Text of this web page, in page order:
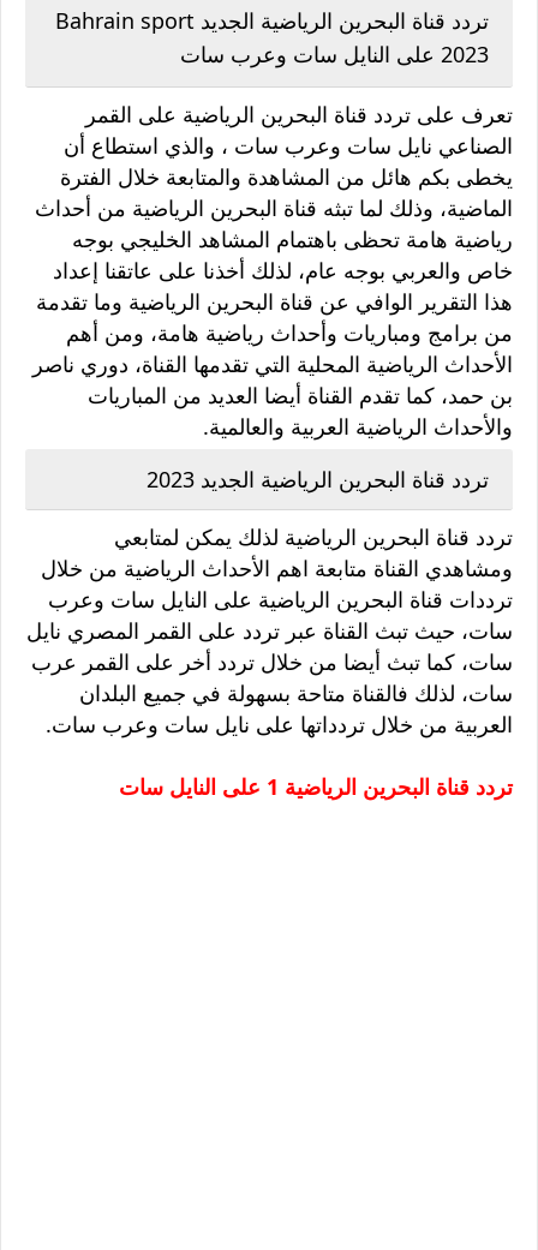
تردد قناة البحرين الرياضية الجديد Bahrain sport
2023 على النايل سات وعرب سات
تعرف على تردد قناة البحرين الرياضية على القمر
الصناعي نايل سات وعرب سات ، والذي استطاع أن
يخطى بكم هائل من المشاهدة والمتابعة خلال الفترة
الماضية، وذلك لما تبثه قناة البحرين الرياضية من أحداث
رياضية هامة تحظى باهتمام المشاهد الخليجي بوجه
خاص والعربي بوجه عام، لذلك أخذنا على عاتقنا إعداد
هذا التقرير الوافي عن قناة البحرين الرياضية وما تقدمة
من برامج ومباريات وأحداث رياضية هامة، ومن أهم
الأحداث الرياضية المحلية التي تقدمها القناة، دوري ناصر
بن حمد، كما تقدم القناة أيضا العديد من المباريات
والأحداث الرياضية العربية والعالمية.
تردد قناة البحرين الرياضية الجديد 2023
تردد قناة البحرين الرياضية لذلك يمكن لمتابعي
ومشاهدي القناة متابعة اهم الأحداث الرياضية من خلال
ترددات قناة البحرين الرياضية على النايل سات وعرب
سات، حيث تبث القناة عبر تردد على القمر المصري نايل
سات، كما تبث أيضا من خلال تردد أخر على القمر عرب
سات، لذلك فالقناة متاحة بسهولة في جميع البلدان
العربية من خلال تردداتها على نايل سات وعرب سات.
تردد قناة البحرين الرياضية 1 على النايل سات